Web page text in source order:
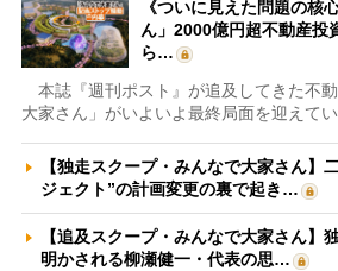
《ついに見えた問題の核
ん」2000億円超不動産投
ら…
本誌『週刊ポスト』が追及してきた不
大家さん」がいよいよ最終局面を迎えて
【独走スクープ・みんなで大家さん】
ジェクト”の計画変更の裏で起き…
【追及スクープ・みんなで大家さん】
明かされる柳瀬健一・代表の思…